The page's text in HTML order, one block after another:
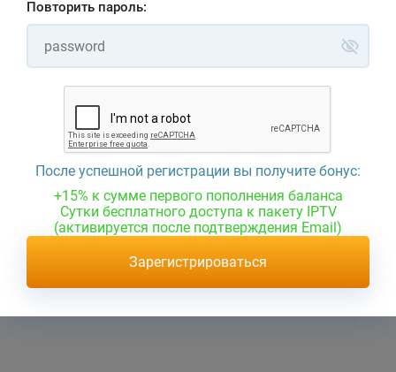
в поддержку и вам предоставят еще на 24 часа тест.
Попробовать тестовый режим
Повторить пароль:
После успешной регистрации вы получите бонус:
+15% к сумме первого пополнения баланса
Сутки бесплатного доступа к пакету IPTV
(активируется после подтверждения Email)
Зарегистрироваться